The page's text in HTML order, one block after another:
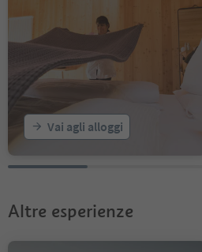
Vai agli alloggi
Altre esperienze